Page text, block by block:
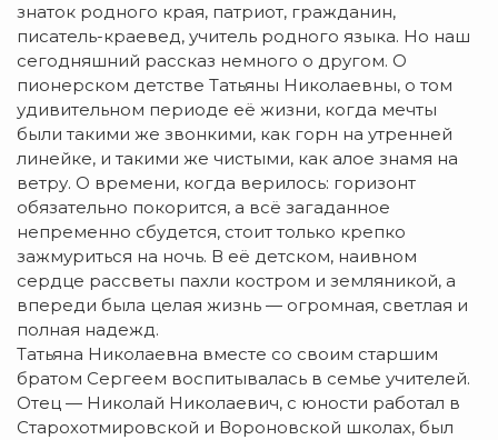
знаток родного края, патриот, гражданин,
писатель-краевед, учитель родного языка. Но наш
сегодняшний рассказ немного о другом. О
пионерском детстве Татьяны Николаевны, о том
удивительном периоде её жизни, когда мечты
были такими же звонкими, как горн на утренней
линейке, и такими же чистыми, как алое знамя на
ветру. О времени, когда верилось: горизонт
обязательно покорится, а всё загаданное
непременно сбудется, стоит только крепко
зажмуриться на ночь. В её детском, наивном
сердце рассветы пахли костром и земляникой, а
впереди была целая жизнь — огромная, светлая и
полная надежд.
Татьяна Николаевна вместе со своим старшим
братом Сергеем воспитывалась в семье учителей.
Отец — Николай Николаевич, с юности работал в
Старохотмировской и Вороновской школах, был